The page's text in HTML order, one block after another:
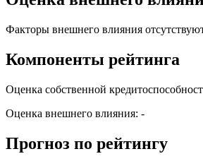
Факторы внешнего влияния
Компоненты рейтинга
Оценка собственной
Оценка внешнего влияния: -
Прогноз по рейтингу